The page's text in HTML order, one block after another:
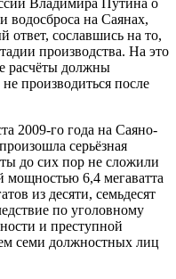
водосброса на Саянах,
ответ, сославшись на то,
производства. На это
расчёты должны
не производиться после
2009-го года на Саяно-
серьёзная
до сих пор не сложили
6,4 мегаватта
из десяти, семьдесят
по уголовному
и преступной
семи должностных лиц